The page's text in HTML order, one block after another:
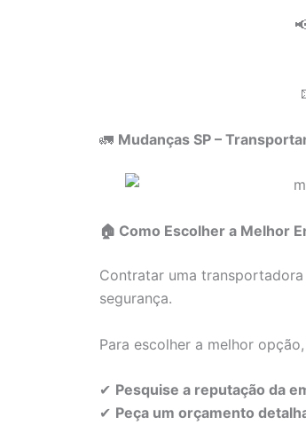
🚛 Mudanças SP –
🏠 Como Escolher a Melhor
Contratar uma
segurança.
Para escolher a melhor
✔ Pesquise a reputação da
✔ Peça um orçamento